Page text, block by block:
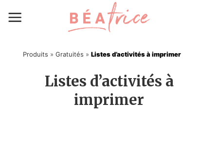
Produits » Gratuités » Listes d’activités à imprimer
Listes d’activités à
imprimer